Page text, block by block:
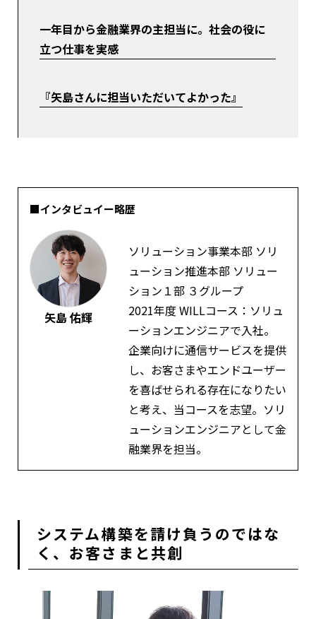
一年目から金融業界の主担当に。社会の役に
立つ仕事を実感
『矢島さんに担当いただいてよかった』
■インタビュイー略歴
矢島 佑輝
ソリューション事業本部 ソリ
ューション推進本部 ソリュー
ション１部 ３グループ
2021年度 WILLコース：ソリュ
ーションエンジニアで入社。
企業向けに通信サービスを提供
し、お客さまやエンドユーザー
を喜ばせられる存在になりたい
と考え、当コースを志望。ソリ
ューションエンジニアとして金
融業界を担当。
システム構築を請け負うのではな
く、お客さまと共創